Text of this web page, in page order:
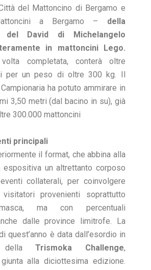
del Mattoncino di Bergamo e
a Bergamo – della
del David di Michelangelo
in mattoncini Lego.
volta completata, conterà oltre
per un peso di oltre 300 kg. Il
ha potuto ammirare in
3,50 metri (dal bacino in su), già
300.000 mattoncini
principali
il format, che abbina alla
espositiva un altrettanto corposo
collaterali, per coinvolgere
provenienti soprattutto
ma con percentuali
dalle province limitrofe. La
quest’anno è data dall’esordio in
dellaTrismoka Challenge,
alla diciottesima edizione.